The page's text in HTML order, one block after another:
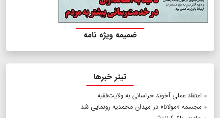
ضمیمه ویژه نامه
تیتر خبرها
اعتقاد عملی آخوند خراسانی به ولایت‌فقیه
مجسمه «مولانا» در میدان محمدیه رونمایی شد